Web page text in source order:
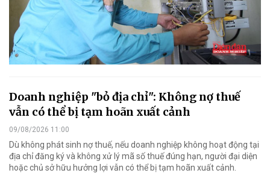
Doanh nghiệp "bỏ địa chỉ": Không nợ thuế
vẫn có thể bị tạm hoãn xuất cảnh
09/08/2026 11:00
Dù không phát sinh nợ thuế, nếu doanh nghiệp không hoạt động tại
địa chỉ đăng ký và không xử lý mã số thuế đúng hạn, người đại diện
hoặc chủ sở hữu hưởng lợi vẫn có thể bị tạm hoãn xuất cảnh.